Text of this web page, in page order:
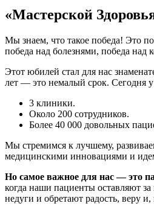
«Мастерской
Мы знаем, что такое победа! Это
победа над болезнями, победа над
Этот юбилей стал для нас
лет — это немалый срок. Сегодня у
3 клиники.
Около 200 сотрудников.
Более 40 000 довольных
Мы стремимся к лучшему,
медицинскими инновациями и
Но самое важное для нас — это
когда наши пациенты оставляют
недуги и обретают радость, веру и,